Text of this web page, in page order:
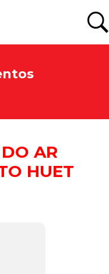
AR
HUET